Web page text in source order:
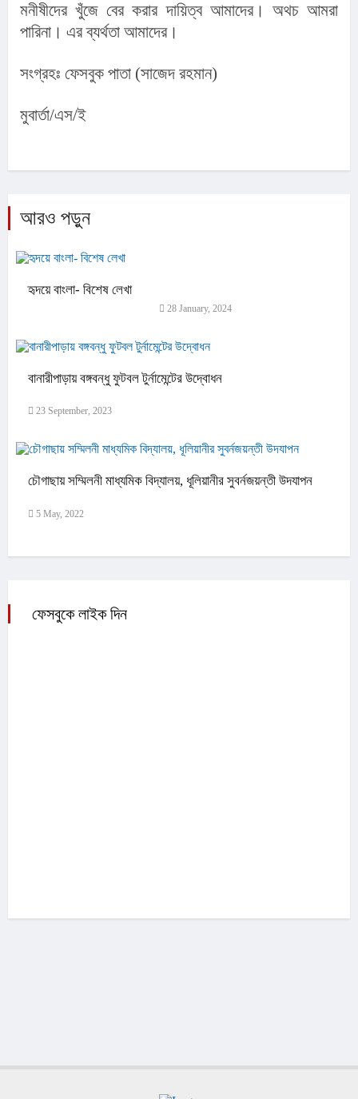
মনীষীদের খুঁজে বের করার দায়িত্ব আমাদের। অথচ আমরা
পারিনা। এর ব্যর্থতা আমাদের।
সংগ্রহঃ ফেসবুক পাতা (সাজেদ রহমান)
মুবার্তা/এস/ই
আরও পড়ুন
হৃদয়ে বাংলা- বিশেষ লেখা
28 January, 2024
বানারীপাড়ায় বঙ্গবন্ধু ফুটবল টুর্নামেন্টের উদ্বোধন
23 September, 2023
চৌগাছায় সম্মিলনী মাধ্যমিক বিদ্যালয়, ধূলিয়ানীর সুবর্নজয়ন্তী উদযাপন
5 May, 2022
ফেসবুকে লাইক দিন